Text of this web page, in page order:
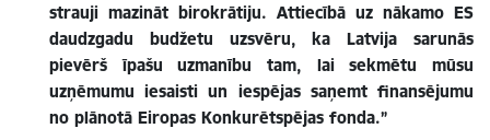
strauji mazināt birokrātiju. Attiecībā uz nākamo ES
daudzgadu budžetu uzsvēru, ka Latvija sarunās
pievērš īpašu uzmanību tam, lai sekmētu mūsu
uzņēmumu iesaisti un iespējas saņemt finansējumu
no plānotā Eiropas Konkurētspējas fonda.”